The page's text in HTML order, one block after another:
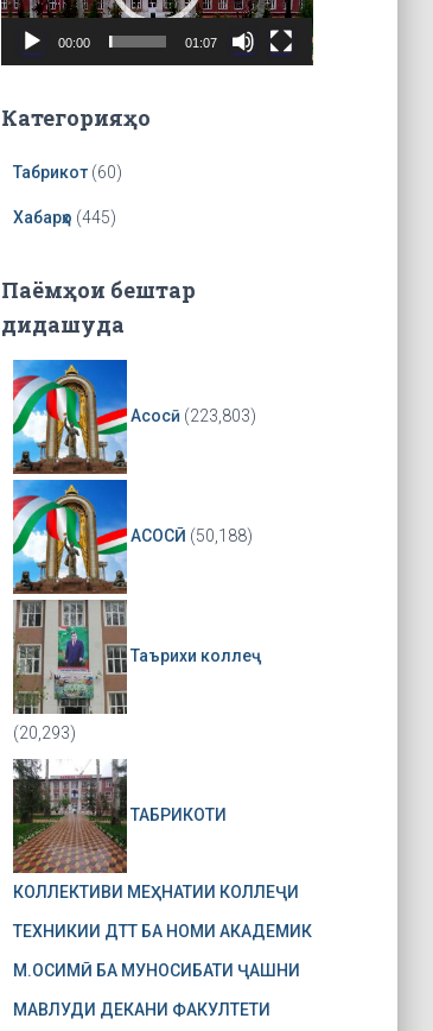
o
y
00:00 01:07
Категорияҳо
Табрикот(60)
Хабарҳо (445)
Паёмҳои бештар
дидашуда
Асосӣ (223,803)
АСОСӢ (50,188)
Таърихи коллеҷ
(20,293)
ТАБРИКОТИ
КОЛЛЕКТИВИ МЕҲНАТИИ КОЛЛЕҶИ
ТЕХНИКИИ ДТТ БА НОМИ АКАДЕМИК
М.ОСИМӢ БА МУНОСИБАТИ ҶАШНИ
МАВЛУДИ ДЕКАНИ ФАКУЛТЕТИ